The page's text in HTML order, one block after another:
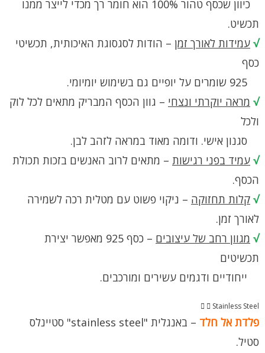
כיוון שכסף טהור 100% הוא חומר רך מכדי לייצר ממנו
תכשיט.
√ עמידות לאורך זמן – הודות לסגסוגת האיכותית, תכשיטי
כסף
√ מראה יוקרתי ונצחי – גוון הכסף המבריק מתאים לכל לוק
ולכל
סגנון אישי. ודומה מאוד במראה לזהב לבן.
√ עמיד בפני רגישות – מתאים לרוב האנשים בזכות תכולת
הכסף.
√ קלות תחזוקה – ניקוי פשוט עם מטלית רכה לשמירה
לאורך זמן.
√ מגוון רחב של עיצובים
– כסף 925 מאפשר יצירת
תכשיטים
ייחודיים ודגמים עשירים ומורכבים.
Stainless Steel
פלדת אל חלד
– באנגלית "stainless steel" סטיינלס
סטיל.